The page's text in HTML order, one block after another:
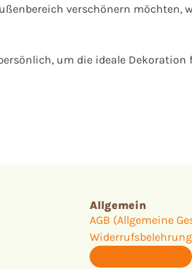
verschönern möchten,
um die ideale Dekoration
Allgemein
AGB (Allgemeine
Widerrufsbelehrung